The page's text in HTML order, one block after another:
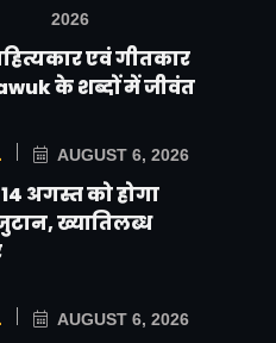
2026
एवं गीतकार
के शब्दों में जीवंत
AUGUST 6, 2026
अगस्त को होगा
ख्यातिलब्ध
AUGUST 6, 2026